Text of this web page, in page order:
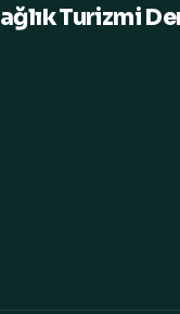
Turizmi